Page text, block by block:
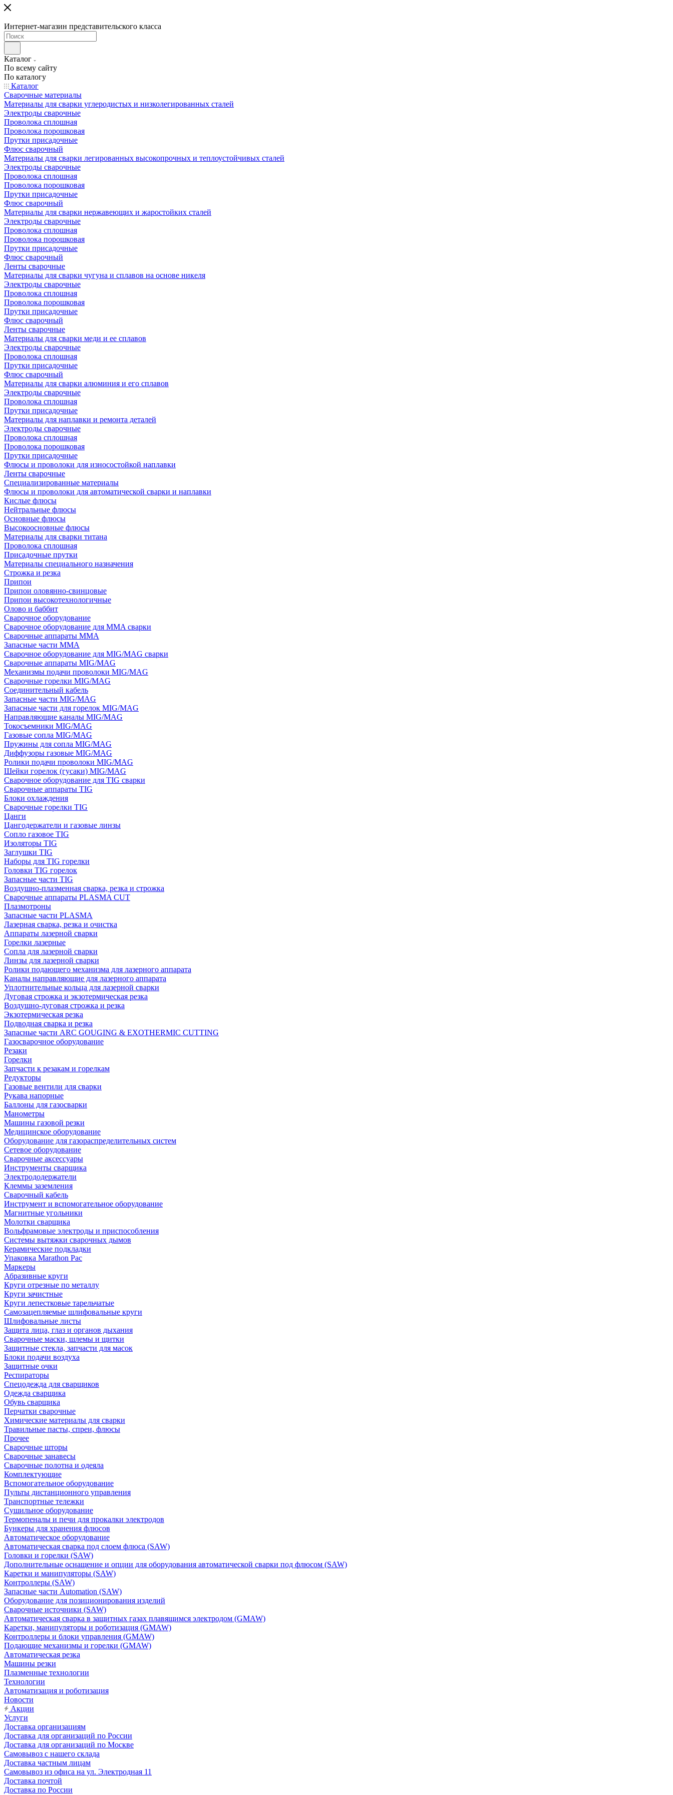
Интернет-магазин представительского класса
Каталог
По всему сайту
По каталогу
Каталог
Сварочные материалы
Материалы для сварки углеродистых и низколегированных сталей
Электроды сварочные
Проволока сплошная
Проволока порошковая
Прутки присадочные
Флюс сварочный
Материалы для сварки легированных высокопрочных и теплоустойчивых сталей
Электроды сварочные
Проволока сплошная
Проволока порошковая
Прутки присадочные
Флюс сварочный
Материалы для сварки нержавеющих и жаростойких сталей
Электроды сварочные
Проволока сплошная
Проволока порошковая
Прутки присадочные
Флюс сварочный
Ленты сварочные
Материалы для сварки чугуна и сплавов на основе никеля
Электроды сварочные
Проволока сплошная
Проволока порошковая
Прутки присадочные
Флюс сварочный
Ленты сварочные
Материалы для сварки меди и ее сплавов
Электроды сварочные
Проволока сплошная
Прутки присадочные
Флюс сварочный
Материалы для сварки алюминия и его сплавов
Электроды сварочные
Проволока сплошная
Прутки присадочные
Материалы для наплавки и ремонта деталей
Электроды сварочные
Проволока сплошная
Проволока порошковая
Прутки присадочные
Флюсы и проволоки для износостойкой наплавки
Ленты сварочные
Специализированные материалы
Флюсы и проволоки для автоматической сварки и наплавки
Кислые флюсы
Нейтральные флюсы
Основные флюсы
Высокоосновные флюсы
Материалы для сварки титана
Проволока сплошная
Присадочные прутки
Материалы специального назначения
Строжка и резка
Припои
Припои оловянно-свинцовые
Припои высокотехнологичные
Олово и баббит
Сварочное оборудование
Сварочное оборудование для MMA сварки
Сварочные аппараты MMA
Запасные части MMA
Сварочное оборудование для MIG/MAG сварки
Сварочные аппараты MIG/MAG
Механизмы подачи проволоки MIG/MAG
Сварочные горелки MIG/MAG
Соединительный кабель
Запасные части MIG/MAG
Запасные части для горелок MIG/MAG
Направляющие каналы MIG/MAG
Токосъемники MIG/MAG
Газовые сопла MIG/MAG
Пружины для сопла MIG/MAG
Диффузоры газовые MIG/MAG
Ролики подачи проволоки MIG/MAG
Шейки горелок (гусаки) MIG/MAG
Сварочное оборудование для TIG сварки
Сварочные аппараты TIG
Блоки охлаждения
Сварочные горелки TIG
Цанги
Цангодержатели и газовые линзы
Сопло газовое TIG
Изоляторы TIG
Заглушки TIG
Наборы для TIG горелки
Головки TIG горелок
Запасные части TIG
Воздушно-плазменная сварка, резка и строжка
Сварочные аппараты PLASMA CUT
Плазмотроны
Запасные части PLASMA
Лазерная сварка, резка и очистка
Аппараты лазерной сварки
Горелки лазерные
Сопла для лазерной сварки
Линзы для лазерной сварки
Ролики подающего механизма для лазерного аппарата
Каналы направляющие для лазерного аппарата
Уплотнительные кольца для лазерной сварки
Дуговая строжка и экзотермическая резка
Воздушно-дуговая строжка и резка
Экзотермическая резка
Подводная сварка и резка
Запасные части ARC GOUGING & EXOTHERMIC CUTTING
Газосварочное оборудование
Резаки
Горелки
Запчасти к резакам и горелкам
Редукторы
Газовые вентили для сварки
Рукава напорные
Баллоны для газосварки
Манометры
Машины газовой резки
Медицинское оборудование
Оборудование для газораспределительных систем
Сетевое оборудование
Сварочные аксессуары
Инструменты сварщика
Электрододержатели
Клеммы заземления
Сварочный кабель
Инструмент и вспомогательное оборудование
Магнитные угольники
Молотки сварщика
Вольфрамовые электроды и приспособления
Системы вытяжки сварочных дымов
Керамические подкладки
Упаковка Marathon Pac
Маркеры
Абразивные круги
Круги отрезные по металлу
Круги зачистные
Круги лепестковые тарельчатые
Самозацепляемые шлифовальные круги
Шлифовальные листы
Защита лица, глаз и органов дыхания
Сварочные маски, шлемы и щитки
Защитные стекла, запчасти для масок
Блоки подачи воздуха
Защитные очки
Респираторы
Спецодежда для сварщиков
Одежда сварщика
Обувь сварщика
Перчатки сварочные
Химические материалы для сварки
Травильные пасты, спреи, флюсы
Прочее
Сварочные шторы
Сварочные занавесы
Сварочные полотна и одеяла
Комплектующие
Вспомогательное оборудование
Пульты дистанционного управления
Транспортные тележки
Сушильное оборудование
Термопеналы и печи для прокалки электродов
Бункеры для хранения флюсов
Автоматическое оборудование
Автоматическая сварка под слоем флюса (SAW)
Головки и горелки (SAW)
Дополнительные оснащение и опции для оборудования автоматической сварки под флюсом (SAW)
Каретки и манипуляторы (SAW)
Контроллеры (SAW)
Запасные части Automation (SAW)
Оборудование для позиционирования изделий
Сварочные источники (SAW)
Автоматическая сварка в защитных газах плавящимся электродом (GMAW)
Каретки, манипуляторы и роботизация (GMAW)
Контроллеры и блоки управления (GMAW)
Подающие механизмы и горелки (GMAW)
Автоматическая резка
Машины резки
Плазменные технологии
Технологии
Автоматизация и роботизация
Новости
Акции
Услуги
Доставка организациям
Доставка для организаций по России
Доставка для организаций по Москве
Самовывоз с нашего склада
Доставка частным лицам
Самовывоз из офиса на ул. Электродная 11
Доставка почтой
Доставка по России